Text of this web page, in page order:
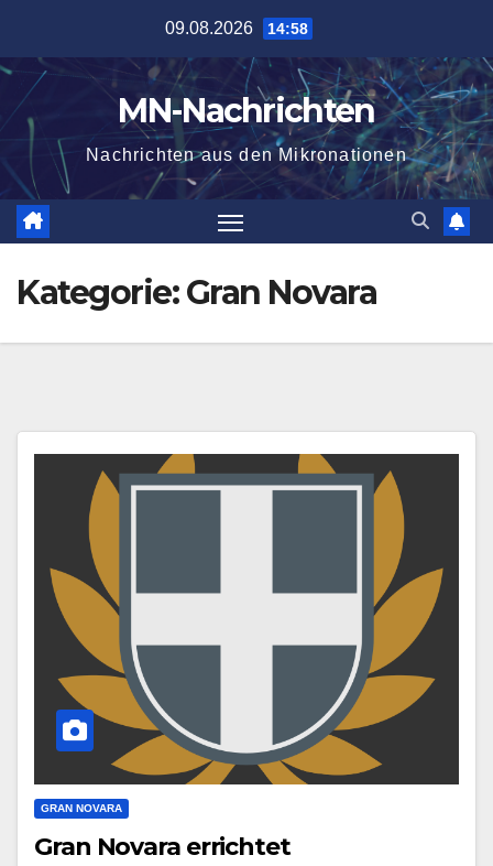
springen
09.08.2026 14:58
MN-Nachrichten
Nachrichten aus den Mikronationen
Kategorie:Gran Novara
GRAN NOVARA
Gran Novara errichtet